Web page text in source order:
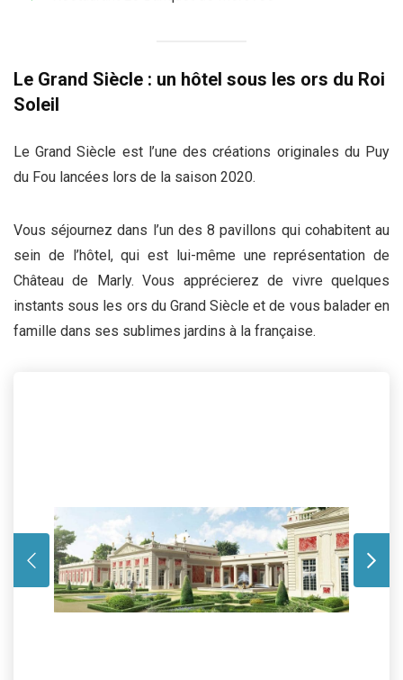
Le Grand Siècle : un hôtel sous les ors du Roi
Soleil
Le Grand Siècle est l’une des créations originales du Puy
du Fou lancées lors de la saison 2020.
Vous séjournez dans l’un des 8 pavillons qui cohabitent au
sein de l’hôtel, qui est lui-même une représentation de
Château de Marly. Vous apprécierez de vivre quelques
instants sous les ors du Grand Siècle et de vous balader en
famille dans ses sublimes jardins à la française.